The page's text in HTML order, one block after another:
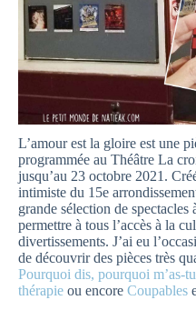
L’amour est la gloire est une
programmée au Théâtre La
jusqu’au 23 octobre 2021.
intimiste du 15e
grande sélection de
permettre à tous l’accès à la
divertissements. J’ai eu
de découvrir des pièces très
Pourquoi dis, pourquoi m’as-
thérapie ou encore Coupables